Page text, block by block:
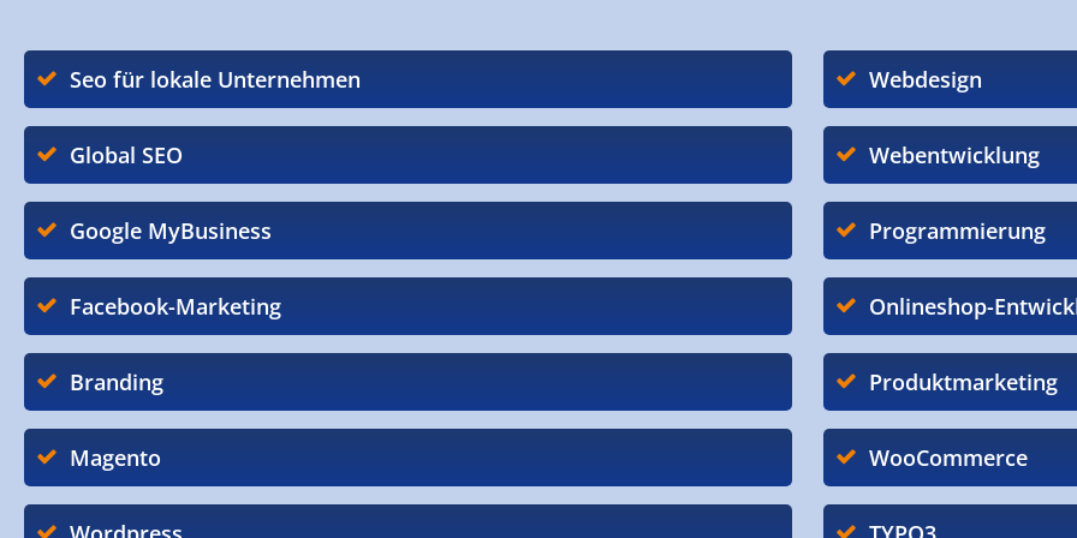
Seo für lokale Unternehmen
Global SEO
Google MyBusiness
Facebook-Marketing
Branding
Magento
Webdesign
Webentwicklung
Programmierung
Onlineshop-
Produktmarketing
WooCommerce